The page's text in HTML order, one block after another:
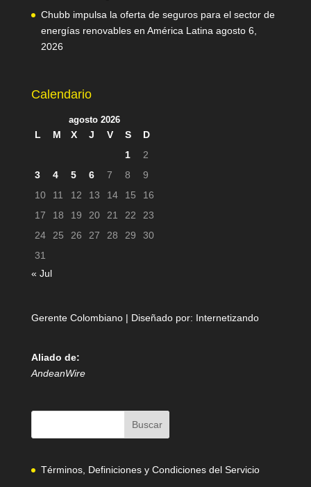
Chubb impulsa la oferta de seguros para el sector de
energías renovables en América Latina agosto 6,
2026
Calendario
agosto 2026
L M X J V S
D
1
2
3
4 5 6 7 8
9
10
11 12 13 14 15
16
17
18 19 20 21 22
23
24
25 26 27 28 29
30
31
« Jul
Gerente Colombiano | Diseñado por: Internetizando
Aliado de:
AndeanWire
Términos, Definiciones y Condiciones del Servicio